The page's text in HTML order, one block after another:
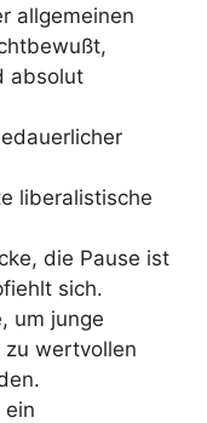
allgemeinen
absolut
liberalistische
die Pause ist
sich.
um junge
zu wertvollen
ein